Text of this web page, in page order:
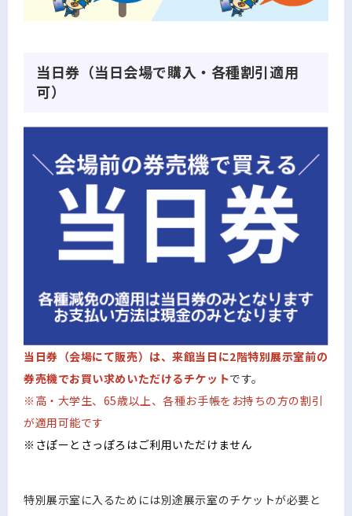
当日券（当日会場で購入・各種割引適用
可）
当日券（会場にて販売）は、来館当日に2階特別展示室前の
券売機でお買い求めいただけるチケットです。
※高・大学生、65歳以上、各種お手帳をお持ちの方の割引
が適用可能です
※さぽーとさっぽろはご利用いただけません
特別展示室に入るためには別途展示室のチケットが必要と